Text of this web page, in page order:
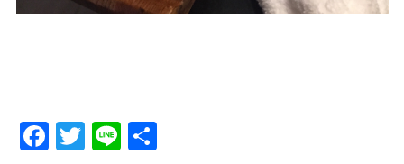
Facebook
Twitter
LineShare